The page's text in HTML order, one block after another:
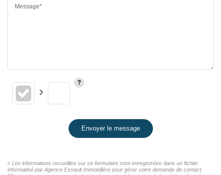
Message*
Envoyer le message
« Les informations recueillies sur ce formulaire sont enregistrées dans un fichier
informatisé par Agence Esnault Immobilière pour gérer votre demande de contact.